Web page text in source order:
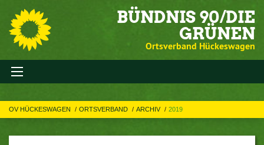
BÜNDNIS 90/DIE
GRÜNEN
Ortsverband Hückeswagen
OV HÜCKESWAGEN ORTSVERBAND ARCHIV 2019